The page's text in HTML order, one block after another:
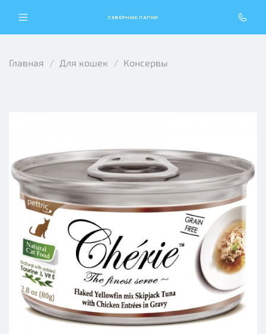
СЕВЕРНЫЕ ЛАПКИ
Главная Для кошек Консервы